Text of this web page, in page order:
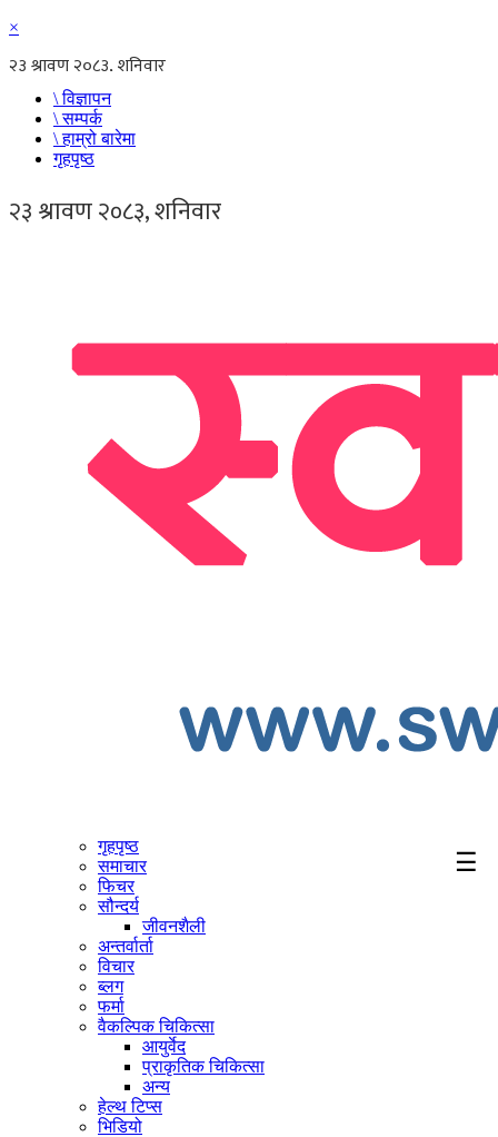
×
\ विज्ञापन
\ सम्पर्क
\ हाम्रो बारेमा
गृहपृष्ठ
☰
गृहपृष्ठ
समाचार
फिचर
सौन्दर्य
जीवनशैली
अन्तर्वार्ता
विचार
ब्लग
फर्मा
वैकल्पिक चिकित्सा
आयुर्वेद
प्राकृतिक चिकित्सा
अन्य
हेल्थ टिप्स
भिडियो